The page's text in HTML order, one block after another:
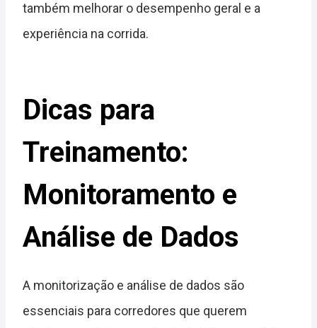
também melhorar o desempenho geral e a
experiência na corrida.
Dicas para
Treinamento:
Monitoramento e
Análise de Dados
A monitorização e análise de dados são
essenciais para corredores que querem